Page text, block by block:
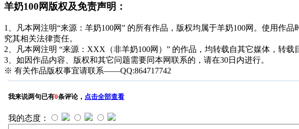
羊奶100网版权及免责声明：
1、凡本网注明“来源：羊奶100网” 的所有作品，版权均属于羊奶100网。使用作
究其相关法律责任。
2、凡本网注明 “来源：XXX（非羊奶100网）” 的作品，均转载自其它媒体，转
3、如因作品内容、版权和其它问题需要同本网联系的，请在30日内进行。
※ 有关作品版权事宜请联系——QQ:864717742